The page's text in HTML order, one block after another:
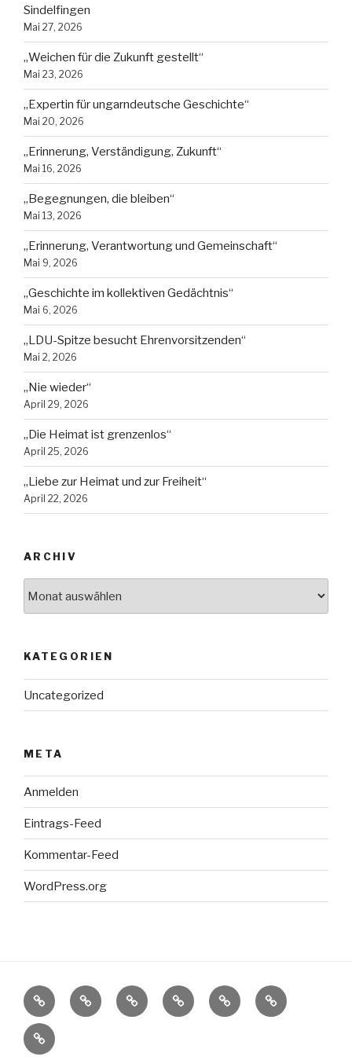
Sindelfingen
Mai 27, 2026
„Weichen für die Zukunft gestellt“
Mai 23, 2026
„Expertin für ungarndeutsche Geschichte“
Mai 20, 2026
„Erinnerung, Verständigung, Zukunft“
Mai 16, 2026
„Begegnungen, die bleiben“
Mai 13, 2026
„Erinnerung, Verantwortung und Gemeinschaft“
Mai 9, 2026
„Geschichte im kollektiven Gedächtnis“
Mai 6, 2026
„LDU-Spitze besucht Ehrenvorsitzenden“
Mai 2, 2026
„Nie wieder“
April 29, 2026
„Die Heimat ist grenzenlos“
April 25, 2026
„Liebe zur Heimat und zur Freiheit“
April 22, 2026
ARCHIV
KATEGORIEN
Uncategorized
META
Anmelden
Eintrags-Feed
Kommentar-Feed
WordPress.org
Die
Ungarndeutschen
Wir
über
Unser
ehrenamtliches
Unser
Förderverein
Unsere
aktuellen
Fakten-
Check
Impressum
–